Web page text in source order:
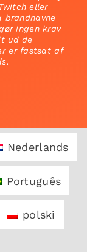
eller
brandnavne
ingen krav
ud de
er fastsat af
Nederlands
Português
polski